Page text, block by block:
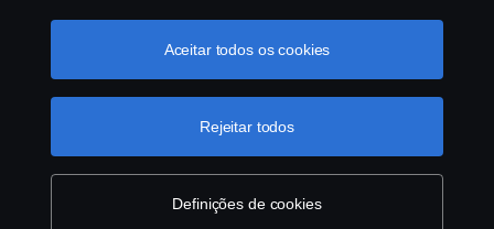
Brasil, Av. José Odorizzi, 151 - Vila Euro, São
Bernardo do Campo. SP. Tel: +55 11 4090-2960.
CNPJ 59.104.901/0001-76
gerenciar a utilização dos cookies clicando em
"Configurações de cookies" e selecionando as
ser encontrada clicando no link abaixo deste texto ou em
“declaração de privacidade". Mais informações sobre a
sua privacidade
Definições de cookies
Rejeitar todos
Aceitar todos os cookies